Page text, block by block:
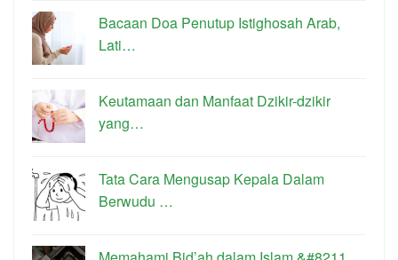
Bacaan Doa Penutup Istighosah Arab,
Lati…
Keutamaan dan Manfaat Dzikir-dzikir
yang…
Tata Cara Mengusap Kepala Dalam
Berwudu …